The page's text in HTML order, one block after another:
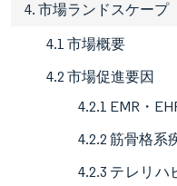
4. 市場ランドスケープ
4.1 市場概要
4.2 市場促進要因
4.2.1 EMR・
4.2.2 筋骨格系
4.2.3 テレリ